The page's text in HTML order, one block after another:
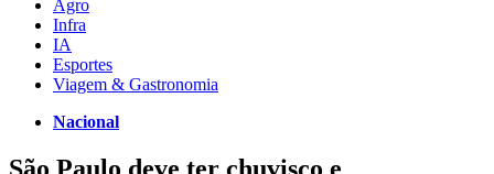
Agro
Infra
IA
Esportes
Viagem & Gastronomia
Nacional